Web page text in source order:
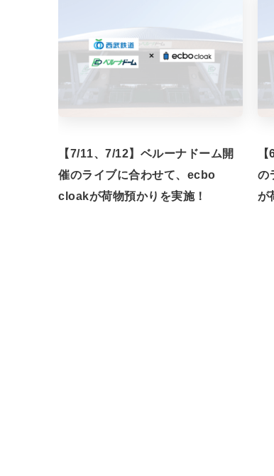
【7/11、7/12】ベルーナドーム開
催のライブに合わせて、ecbo
cloakが荷物預かりを実施！
の
が